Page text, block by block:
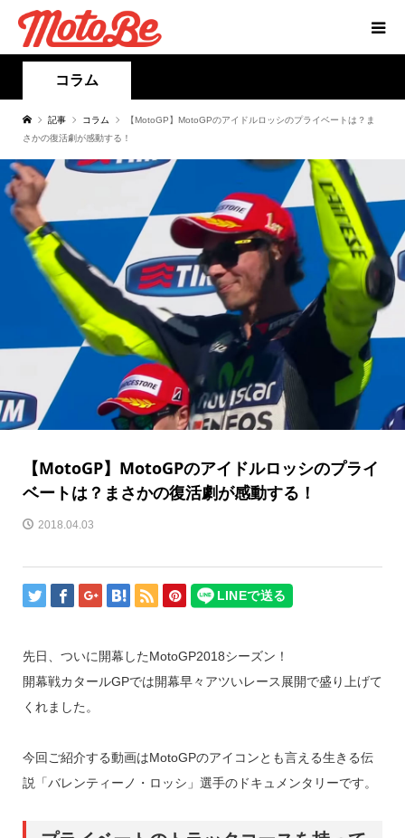
コラム
記事 コラム
【MotoGP】MotoGPのアイドルロッシのプライベートは？ま
さかの復活劇が感動する！
【MotoGP】MotoGPのアイドルロッシのプライ
ベートは？まさかの復活劇が感動する！
2018.04.03
先日、ついに開幕したMotoGP2018シーズン！
開幕戦カタールGPでは開幕早々アツいレース展開で盛り上げて
くれました。
今回ご紹介する動画はMotoGPのアイコンとも言える生きる伝
説「バレンティーノ・ロッシ」選手のドキュメンタリーです。